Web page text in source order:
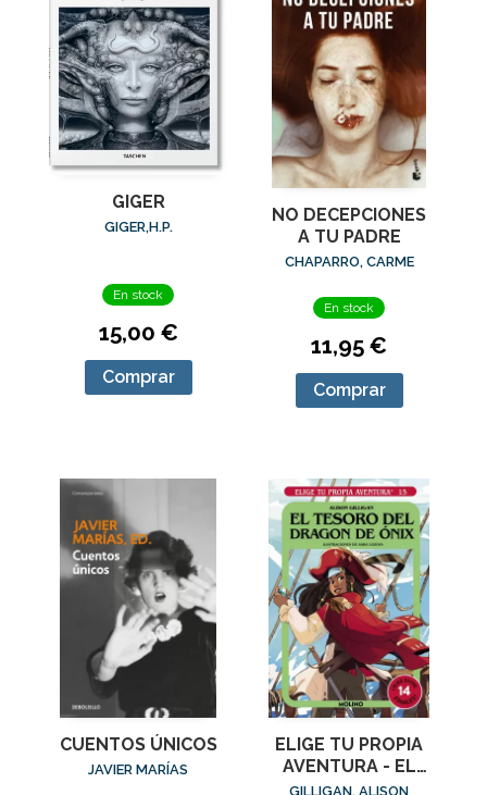
GIGER
GIGER,H.P.
En stock
15,00 €
Comprar
NO DECEPCIONES
A TU PADRE
CHAPARRO, CARME
En stock
11,95 €
Comprar
CUENTOS ÚNICOS
JAVIER MARÍAS
ELIGE TU PROPIA
AVENTURA - EL
TESORO DEL
GILLIGAN, ALISON